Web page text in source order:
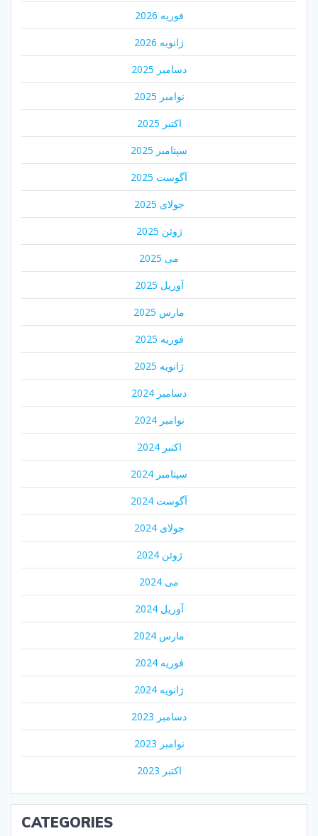
فوریه 2026
ژانویه 2026
دسامبر 2025
نوامبر 2025
اکتبر 2025
سپتامبر 2025
آگوست 2025
جولای 2025
ژوئن 2025
می 2025
آوریل 2025
مارس 2025
فوریه 2025
ژانویه 2025
دسامبر 2024
نوامبر 2024
اکتبر 2024
سپتامبر 2024
آگوست 2024
جولای 2024
ژوئن 2024
می 2024
آوریل 2024
مارس 2024
فوریه 2024
ژانویه 2024
دسامبر 2023
نوامبر 2023
اکتبر 2023
CATEGORIES